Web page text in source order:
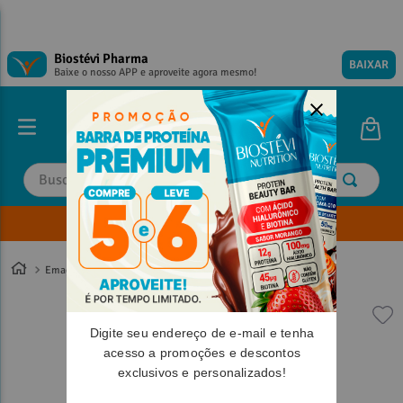
Biostévi Pharma
Baixe o nosso APP e aproveite agora mesmo! BAIXAR
Buscar
Envie sua Receita
Emagrecimento
TERMOS MAIS BUSCADOS
magnesio
omega 3
tadalafila
vitamina d
TERMOS MAIS BUSCADOS
magnesio
tadalafila
Digite seu endereço de e-mail e tenha
acesso a promoções e descontos
exclusivos e personalizados!